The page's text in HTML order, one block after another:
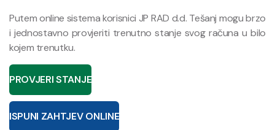
Putem online sistema korisnici JP RAD d.d. Tešanj mogu brzo
i jednostavno provjeriti trenutno stanje svog računa u bilo
kojem trenutku.
PROVJERI STANJE
ISPUNI ZAHTJEV ONLINE